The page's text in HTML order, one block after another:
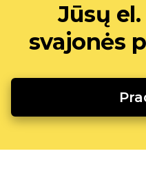
Jūsų
svajonės